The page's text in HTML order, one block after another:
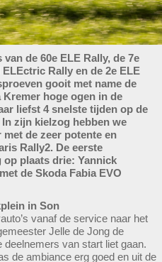
de 60e ELE Rally, de 7e
Rally en de 2e ELE
gooit met name de
hoge ogen in de
liefst 4 snelste tijden op de
zijn kielzog hebben we
de zeer potente en
Rally2. De eerste
op plaats drie: Yannick
de Skoda Fabia EVO
in Son
vanaf de service naar het
Jelle de Jong de
van start liet gaan.
de ambiance erg goed en uit de